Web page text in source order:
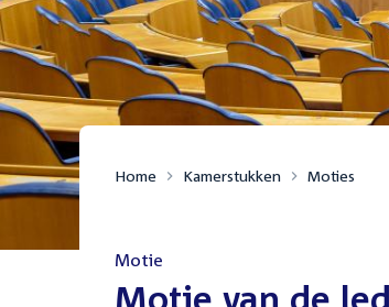
Home Kamerstukken Moties
Motie
:Motie van de